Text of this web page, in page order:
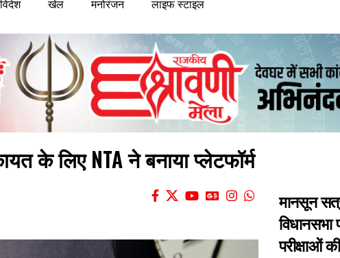
विदेश खेल मनोरंजन लाइफ स्टाइल
के लिए NTA ने बनाया प्लेटफॉर्म
मानसून
विधानसभा
परीक्षाओं